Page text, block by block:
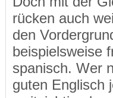
rücken auch
den
beispielsweise
spanisch. Wer
guten Englisch